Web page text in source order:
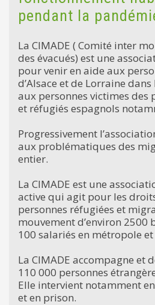
pendant la
La CIMADE ( Comité inter
des évacués) est une
pour venir en aide aux
d’Alsace et de Lorraine
aux personnes victimes des
et réfugiés espagnols
Progressivement
aux problématiques des
entier.
La CIMADE est une
active qui agit pour les
personnes réfugiées et
mouvement d’environ 2500
100 salariés en métropole
La CIMADE accompagne et
110 000 personnes
Elle intervient notamment
et en prison.